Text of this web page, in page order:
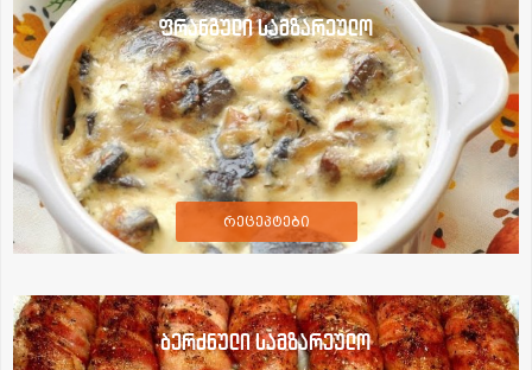
ფრანგული სამზარეულო
რეცეპტები
ბერძნული სამზარეულო